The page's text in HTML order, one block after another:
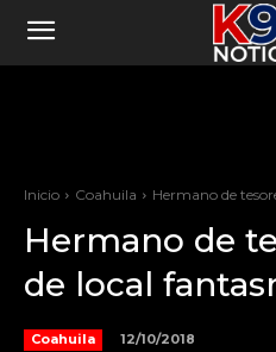
Inicio Coahuila Hermano de
Hermano de
de local
Coahuila 12/10/2018